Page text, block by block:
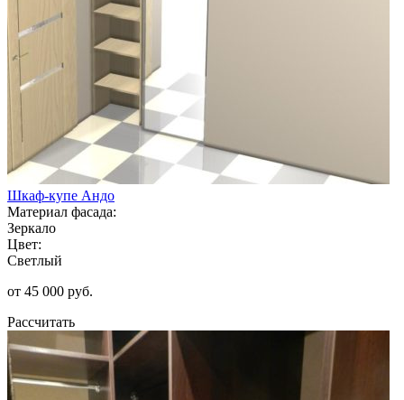
Шкаф-купе Андо
Материал фасада:
Зеркало
Цвет:
Светлый
от 45 000 руб.
Рассчитать